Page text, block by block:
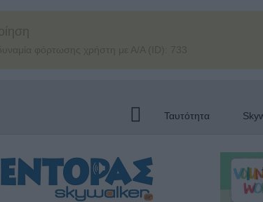
φόρτωσης χρήστη με Α/Α (ID): 733
Ταυτότητα